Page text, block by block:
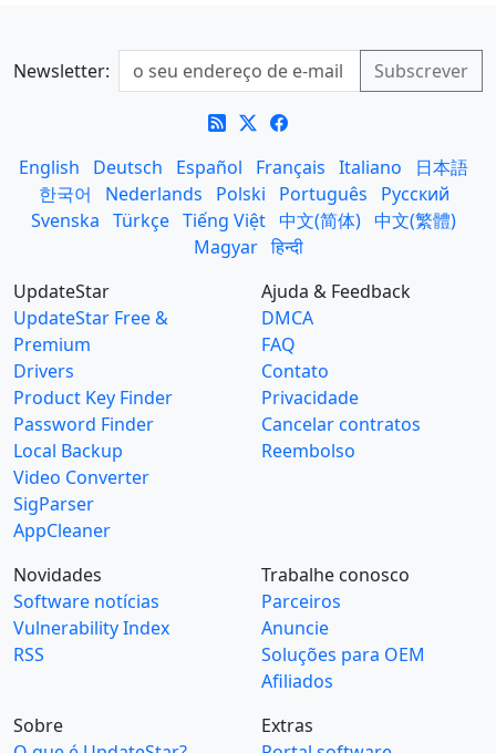
Newsletter:
English Deutsch Español Français Italiano
日本語
한국어
Nederlands Polski Português
Русский
Svenska Türkçe Tiếng Việt 中文(简体) 中文(繁體)
Magyar हिन्दी
UpdateStar
UpdateStar Free &
Premium
Drivers
Product Key Finder
Password Finder
Local Backup
Video Converter
SigParser
AppCleaner
Ajuda & Feedback
DMCA
FAQ
Contato
Privacidade
Cancelar contratos
Reembolso
Novidades
Software notícias
Vulnerability Index
RSS
Trabalhe conosco
Parceiros
Anuncie
Soluções para OEM
Afiliados
Sobre
Extras